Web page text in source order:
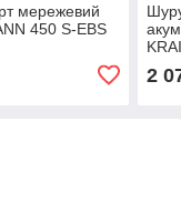
мережевий
450 S-EBS
2